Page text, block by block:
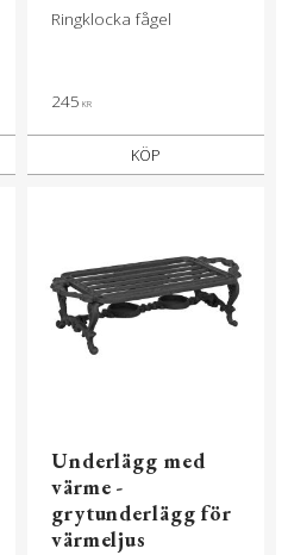
Ringklocka fågel
245 KR
KÖP
Underlägg med
värme -
grytunderlägg för
värmeljus